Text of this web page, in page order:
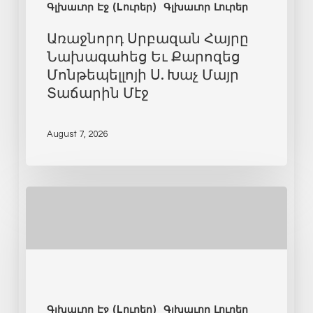
Գլխաւոր Էջ (Lուրեր) Գլխաւոր Լուրեր
Առաջնորդ Սրբազան Հայրը
Նախագահեց Եւ Քարոզեց
Մոնթեպելլոյի Ս. Խաչ Մայր
Տաճարին Մէջ
August 7, 2026
Գլխաւոր Էջ (Lուրեր) Գլխաւոր Լուրեր